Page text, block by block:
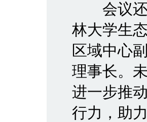
会议还
林大学生
区域中心
理事长。
进一步推
行力，助